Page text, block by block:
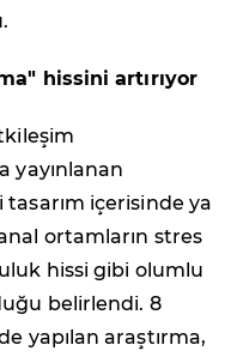
hissini artırıyor
yayınlanan
içerisinde ya
ortamların stres
hissi gibi olumlu
belirlendi. 8
yapılan araştırma,